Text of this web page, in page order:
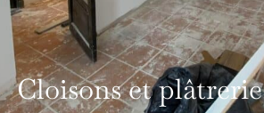
Cloisons et plâtrerie